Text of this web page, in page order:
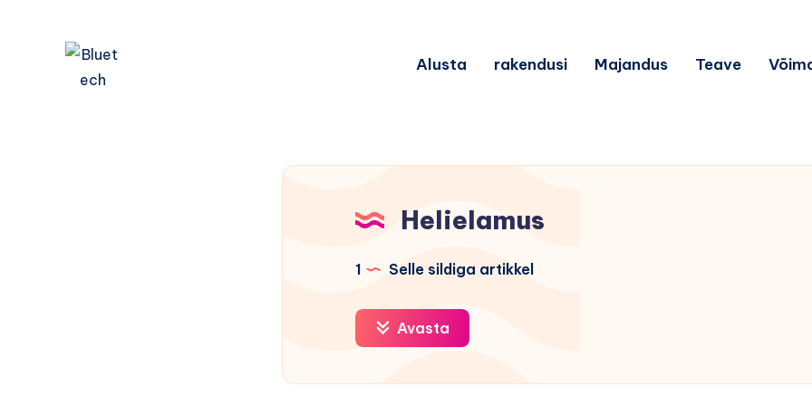
Alusta rakendusi Majandus Teave
Helielamus
1 Selle sildiga artikkel
Avasta